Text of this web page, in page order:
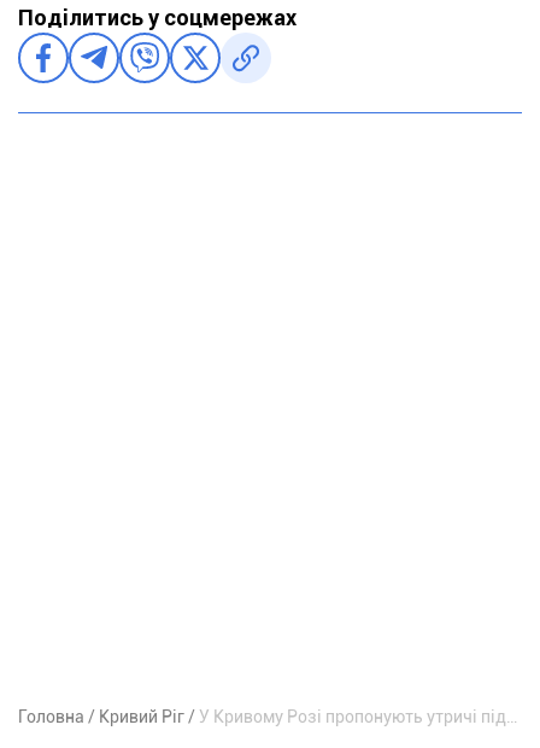
Поділитись у соцмережах
Головна Кривий Ріг